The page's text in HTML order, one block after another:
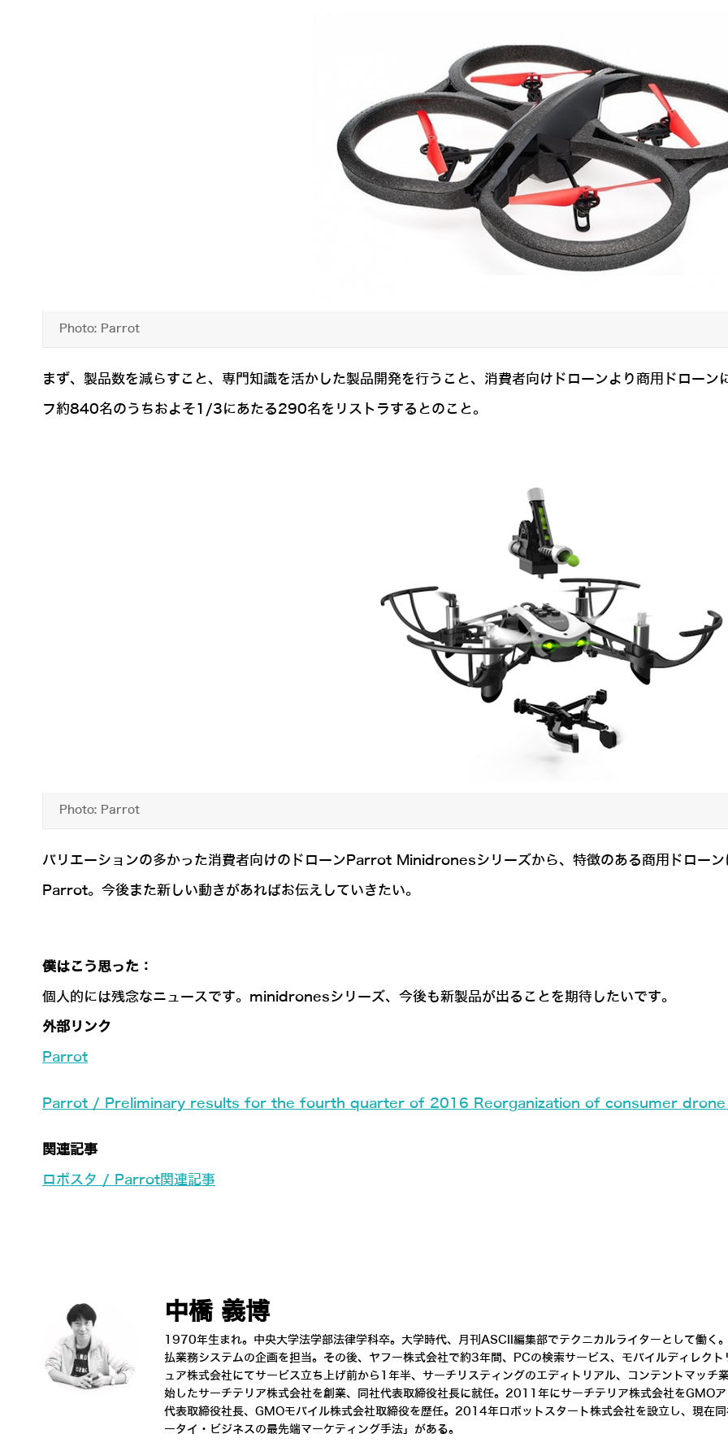
Photo: Parrot
まず、製品数を減らすこと、専門知識を活かした製品開発を行うこと、消費者向けドローンより商用ドロー
フ約840名のうちおよそ1/3にあたる290名をリストラするとのこと。
Photo: Parrot
バリエーションの多かった消費者向けのドローンParrot Minidronesシリーズから、特徴のある商用ドローン
Parrot。今後また新しい動きがあればお伝えしていきたい。
僕はこう思った：
個人的には残念なニュースです。minidronesシリーズ、今後も新製品が出ることを期待したいです。
外部リンク
Parrot
Parrot / Preliminary results for the fourth quarter of 2016 Reorganization of consumer
関連記事
ロボスタ / Parrot関連記事
中橋 義博
1970年生まれ。中央大学法学部法律学科卒。大学時代、月刊ASCII編集部でテクニカルライターとして働く
払業務システムの企画を担当。その後、ヤフー株式会社で約3年間、PCの検索サービス、モバイルディレク
ュア株式会社にてサービス立ち上げ前から1年半、サーチリスティングのエディトリアル、コンテントマッ
始したサーチテリア株式会社を創業、同社代表取締役社長に就任。2011年にサーチテリア株式会社をGMO
代表取締役社長、GMOモバイル株式会社取締役を歴任。2014年ロボットスタート株式会社を設立し、現在
ータイ・ビジネスの最先端マーケティング手法」がある。